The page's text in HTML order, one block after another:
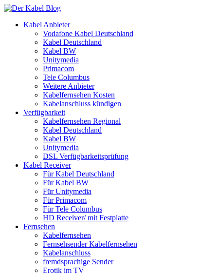
Kabel Anbieter
Vodafone Kabel Deutschland
Kabel Deutschland
Kabel BW
Unitymedia
Primacom
Tele Columbus
Weitere Anbieter
Kabelfernsehen Kosten
Kabelanschluss kündigen
Verfügbarkeit
Kabelfernsehen Regional
Kabel Deutschland
Kabel BW
Unitymedia
DSL Verfügbarkeitsprüfung
Kabel Receiver
Für Kabel Deutschland
Für Kabel BW
Für Unitymedia
Für Primacom
Für Tele Columbus
HD Receiver/ mit Festplatte
Fernsehen
Kabelfernsehen
Fernsehsender Kabelfernsehen
Kabelanschluss
fremdsprachige Sender
Erotik im TV